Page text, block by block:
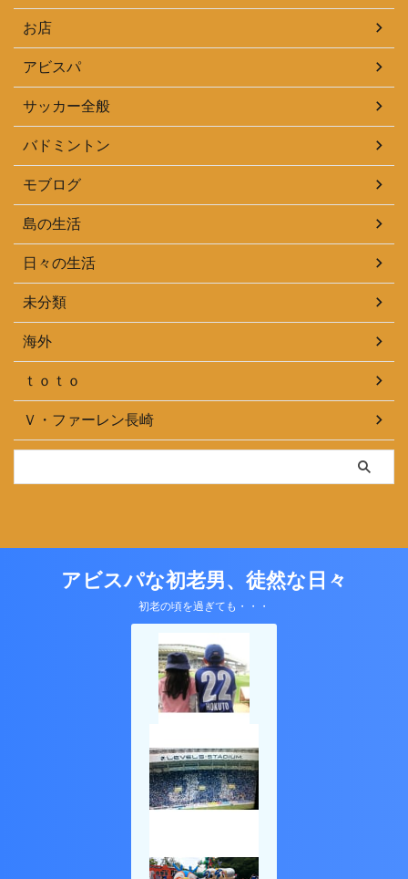
お店
アビスパ
サッカー全般
バドミントン
モブログ
島の生活
日々の生活
未分類
海外
ｔｏｔｏ
Ｖ・ファーレン長崎
アビスパな初老男、徒然な日々
初老の頃を過ぎても・・・